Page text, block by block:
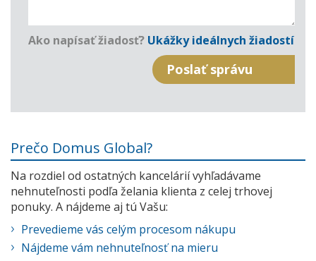
Ako napísať žiadosť? Ukážky ideálnych žiadostí
Prečo Domus Global?
Na rozdiel od ostatných kancelárií vyhľadávame
nehnuteľnosti podľa želania klienta z celej trhovej
ponuky. A nájdeme aj tú Vašu:
Prevedieme vás celým procesom nákupu
Nájdeme vám nehnuteľnosť na mieru